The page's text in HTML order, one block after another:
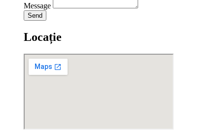
Message
Send
Locație